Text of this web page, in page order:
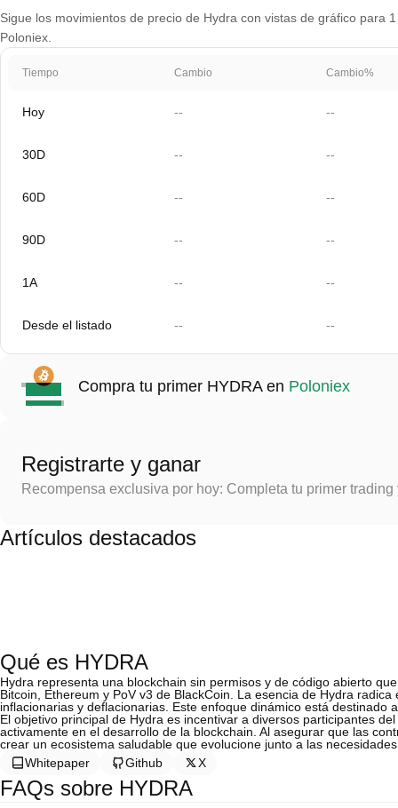
Sigue los movimientos de precio de Hydra con vistas de gráfico
Poloniex.
Tiempo Cambio Cambio%
Hoy -- --
30D -- --
60D -- --
90D -- --
1A -- --
Desde el listado -- --
Compra tu primer HYDRA en Poloniex
Registrarte y ganar
Recompensa exclusiva por hoy: Completa tu primer
Artículos destacados
Qué es HYDRA
Hydra representa una blockchain sin permisos y de código abierto
Bitcoin, Ethereum y PoV v3 de BlackCoin. La esencia de Hydra
inflacionarias y deflacionarias. Este enfoque dinámico está
El objetivo principal de Hydra es incentivar a diversos participantes
activamente en el desarrollo de la blockchain. Al asegurar que las
crear un ecosistema saludable que evolucione junto a las
Whitepaper
Github X
FAQs sobre HYDRA